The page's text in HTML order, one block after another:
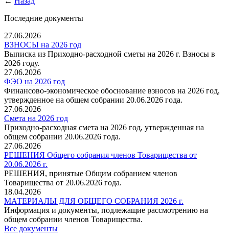
Последние документы
27.06.2026
ВЗНОСЫ на 2026 год
Выписка из Приходно-расходной сметы на 2026 г. Взносы в
2026 году.
27.06.2026
ФЭО на 2026 год
Финансово-экономическое обоснование взносов на 2026 год,
утвержденное на общем собрании 20.06.2026 года.
27.06.2026
Смета на 2026 год
Приходно-расходная смета на 2026 год, утвержденная на
общем собрании 20.06.2026 года.
27.06.2026
РЕШЕНИЯ Общего собрания членов Товарищества от
20.06.2026 г.
РЕШЕНИЯ, принятые Общим собранием членов
Товарищества от 20.06.2026 года.
18.04.2026
МАТЕРИАЛЫ ДЛЯ ОБЩЕГО СОБРАНИЯ 2026 г.
Информация и документы, подлежащие рассмотрению на
общем собрании членов Товарищества.
Все документы